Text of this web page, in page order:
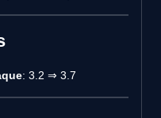
: 3.2 ⇒ 3.7